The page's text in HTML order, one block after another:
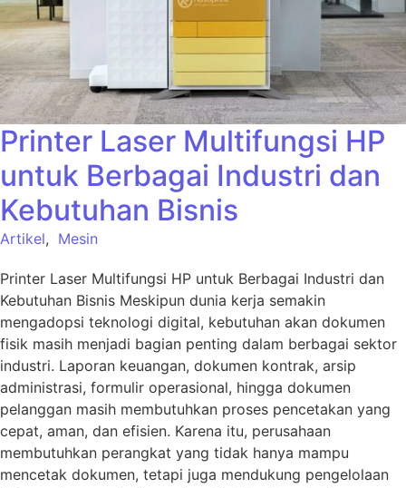
Printer Laser Multifungsi HP
untuk Berbagai Industri dan
Kebutuhan Bisnis
Artikel, Mesin
Printer Laser Multifungsi HP untuk Berbagai Industri dan
Kebutuhan Bisnis Meskipun dunia kerja semakin
mengadopsi teknologi digital, kebutuhan akan dokumen
fisik masih menjadi bagian penting dalam berbagai sektor
industri. Laporan keuangan, dokumen kontrak, arsip
administrasi, formulir operasional, hingga dokumen
pelanggan masih membutuhkan proses pencetakan yang
cepat, aman, dan efisien. Karena itu, perusahaan
membutuhkan perangkat yang tidak hanya mampu
mencetak dokumen, tetapi juga mendukung pengelolaan